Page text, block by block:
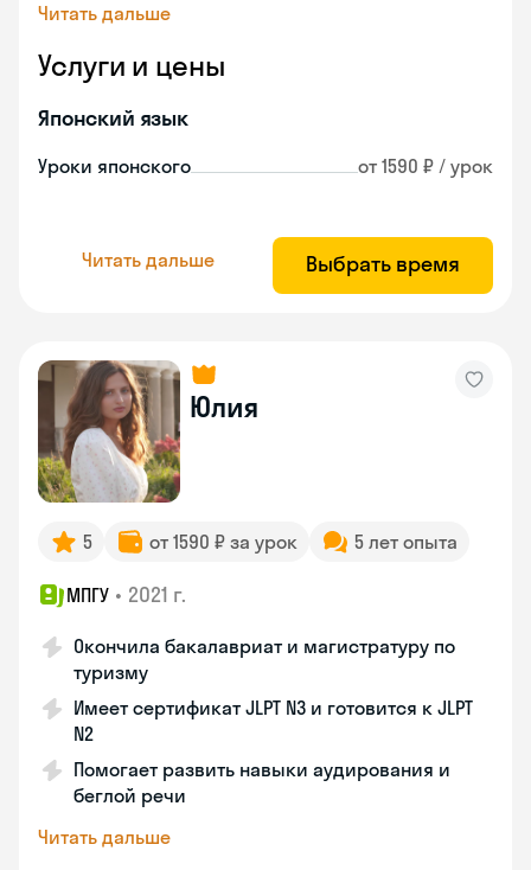
Читать дальше
Услуги и цены
Японский язык
Уроки японского от 1590 ₽ / урок
Читать дальше Выбрать время
Юлия
5 от 1590 ₽ за урок 5 лет опыта
МПГУ • 2021 г.
Окончила бакалавриат и магистратуру по
туризму
Имеет сертификат JLPT N3 и готовится к JLPT
N2
Помогает развить навыки аудирования и
беглой речи
Читать дальше